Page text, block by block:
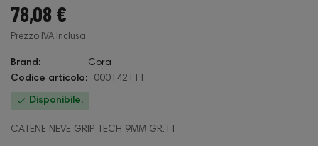
78,08 €
Prezzo IVA Inclusa
Brand:
Cora
Codice articolo:
000142111
 Disponibile.
CATENE NEVE GRIP TECH 9MM GR.11